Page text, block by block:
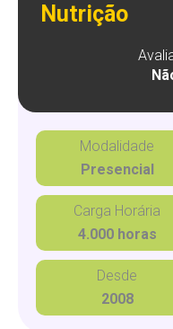
Nutrição
Modalidade
Presencial
Carga Horária
4.000 horas
Desde
2008